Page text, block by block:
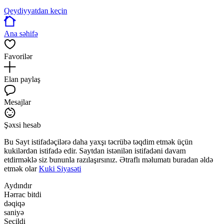
Qeydiyyatdan keçin
Ana səhifə
Favorilər
Elan paylaş
Mesajlar
Şəxsi hesab
Bu Sayt istifadəçilərə daha yaxşı təcrübə təqdim etmək üçün
kukilərdən istifadə edir. Saytdan istənilən istifadəni davam
etdirməklə siz bununla razılaşırsınız. Ətraflı məlumatı buradan əldə
etmək olarKuki Siyasəti
Aydındır
Hərrac bitdi
dəqiqə
saniyə
Seçildi